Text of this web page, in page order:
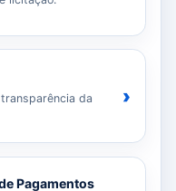
da
›
Pagamentos